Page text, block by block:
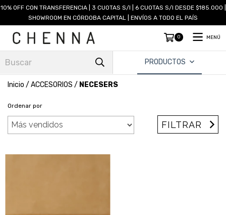
10% OFF CON TRANSFERENCIA | 3 CUOTAS S/I | 6 CUOTAS S/I DESDE $185.000 |
SHOWROOM EN CÓRDOBA CAPITAL | ENVÍOS A TODO EL PAÍS
0 MENÚ
PRODUCTOS
Inicio / ACCESORIOS / NECESERS
Ordenar por
FILTRAR